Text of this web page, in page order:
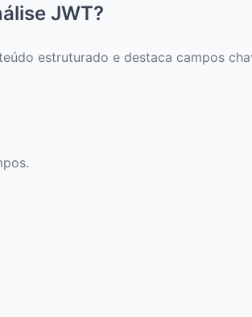
JWT?
estruturado e destaca campos